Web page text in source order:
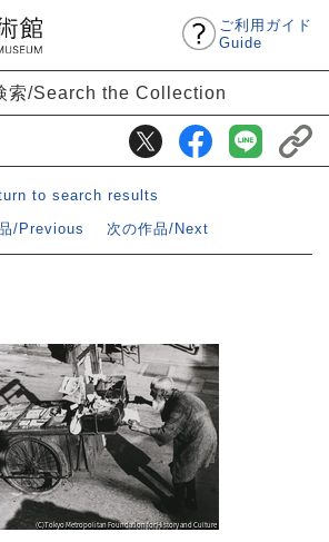
ご利用ガイド
Guide
索/Search the Collection
to search results
/Previous
次の作品/Next